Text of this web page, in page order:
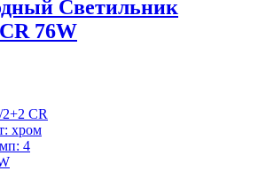
Светильник
76W
CR
хром
4